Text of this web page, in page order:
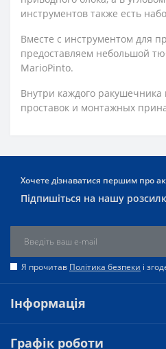
инструментов также есть
Вместе с инструментом для
предоставляем небольшой
MarioPinto.
Внутри каждого ракушечника
проставок и монтажных
Хочете дізнаватися першим про
Підпишіться на нашу
Я прочитав Політика безпеки і
Інформація
Графік роботи